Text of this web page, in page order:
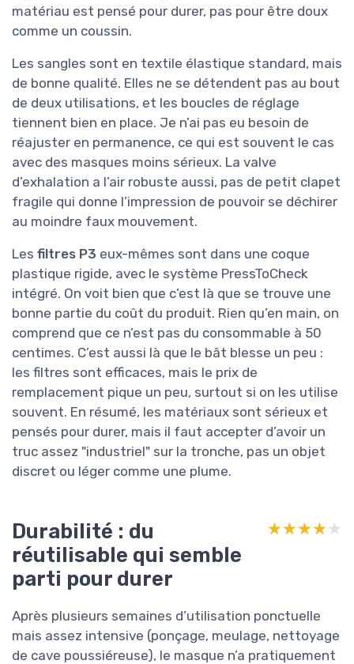
matériau est pensé pour durer, pas pour être doux
comme un coussin.
Les sangles sont en textile élastique standard, mais
de bonne qualité. Elles ne se détendent pas au bout
de deux utilisations, et les boucles de réglage
tiennent bien en place. Je n’ai pas eu besoin de
réajuster en permanence, ce qui est souvent le cas
avec des masques moins sérieux. La valve
d’exhalation a l’air robuste aussi, pas de petit clapet
fragile qui donne l’impression de pouvoir se déchirer
au moindre faux mouvement.
Les filtres P3 eux-mêmes sont dans une coque
plastique rigide, avec le système PressToCheck
intégré. On voit bien que c’est là que se trouve une
bonne partie du coût du produit. Rien qu’en main, on
comprend que ce n’est pas du consommable à 50
centimes. C’est aussi là que le bât blesse un peu :
les filtres sont efficaces, mais le prix de
remplacement pique un peu, surtout si on les utilise
souvent. En résumé, les matériaux sont sérieux et
pensés pour durer, mais il faut accepter d’avoir un
truc assez "industriel" sur la tronche, pas un objet
discret ou léger comme une plume.
Durabilité : du
réutilisable qui semble
parti pour durer
★★★★★
★★★★★
Après plusieurs semaines d’utilisation ponctuelle
mais assez intensive (ponçage, meulage, nettoyage
de cave poussiéreuse), le masque n’a pratiquement